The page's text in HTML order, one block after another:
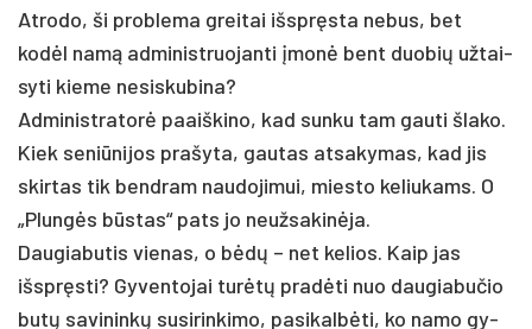
At­ro­do, ši pro­ble­ma grei­tai išspręs­ta ne­bus, bet
kodėl namą ad­mi­nist­ruo­jan­ti įmonė bent duo­bių už­tai­
sy­ti kie­me ne­si­sku­bi­na?
Ad­mi­nist­ra­torė paaiš­ki­no, kad sun­ku tam gau­ti šla­ko.
Kiek se­niū­ni­jos pra­šy­ta, gau­tas at­sa­ky­mas, kad jis
skir­tas tik bend­ram nau­do­ji­mui, mies­to ke­liu­kams. O
„Plungės būstas“ pa­ts jo neuž­sa­kinė­ja.
Dau­gia­bu­tis vie­nas, o bėdų – net ke­lios. Kaip jas
išspręs­ti? Gy­ven­to­jai turėtų pra­dėti nuo dau­gia­bu­čio
bu­tų sa­vi­ninkų su­si­rin­ki­mo, pa­si­kalbė­ti, ko na­mo gy­